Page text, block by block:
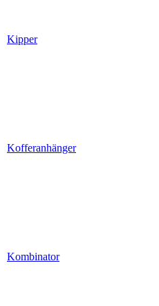
Kipper
Kofferanhänger
Kombinator